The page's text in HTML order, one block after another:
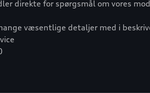
direkte for spørgsmål om vores
væsentlige detaljer med i